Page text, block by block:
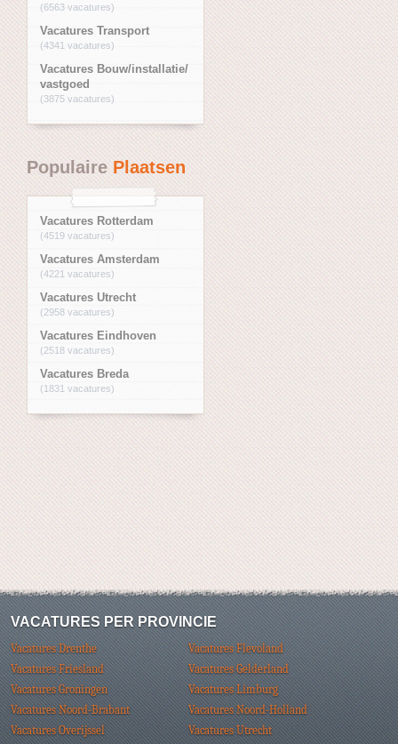
(6563 vacatures)
Vacatures Transport
(4341 vacatures)
Vacatures Bouw/installatie/
vastgoed
(3875 vacatures)
PopulairePlaatsen
Vacatures Rotterdam
(4519 vacatures)
Vacatures Amsterdam
(4221 vacatures)
Vacatures Utrecht
(2958 vacatures)
Vacatures Eindhoven
(2518 vacatures)
Vacatures Breda
(1831 vacatures)
VACATURES PER PROVINCIE
Vacatures Drenthe
Vacatures Flevoland
Vacatures Friesland
Vacatures Gelderland
Vacatures Groningen
Vacatures Limburg
Vacatures Noord-Brabant
Vacatures Noord-Holland
Vacatures Overijssel
Vacatures Utrecht